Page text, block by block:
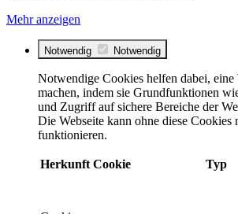
Mehr anzeigen
Notwendig Notwendig
Notwendige Cookies helfen dabei, eine
machen, indem sie Grundfunktionen
und Zugriff auf sichere Bereiche der
Die Webseite kann ohne diese Cookies
funktionieren.
Herkunft Cookie Typ